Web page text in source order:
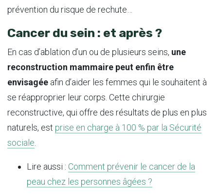
prévention du risque de rechute…
Cancer du sein : et après ?
En cas d’ablation d’un ou de plusieurs seins, une
reconstruction mammaire peut enfin être
envisagée afin d’aider les femmes qui le souhaitent à
se réapproprier leur corps. Cette chirurgie
reconstructive, qui offre des résultats de plus en plus
naturels, est prise en charge à 100 % par la Sécurité
sociale
Lire aussi : Comment prévenir le cancer de la
peau chez les personnes âgées ?